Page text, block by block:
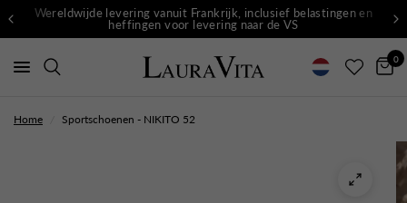
Wereldwijde levering vanuit Frankrijk, inclusief belastingen en
heffingen voor levering naar de VS
0
Home Sportschoenen - NIKITO 52